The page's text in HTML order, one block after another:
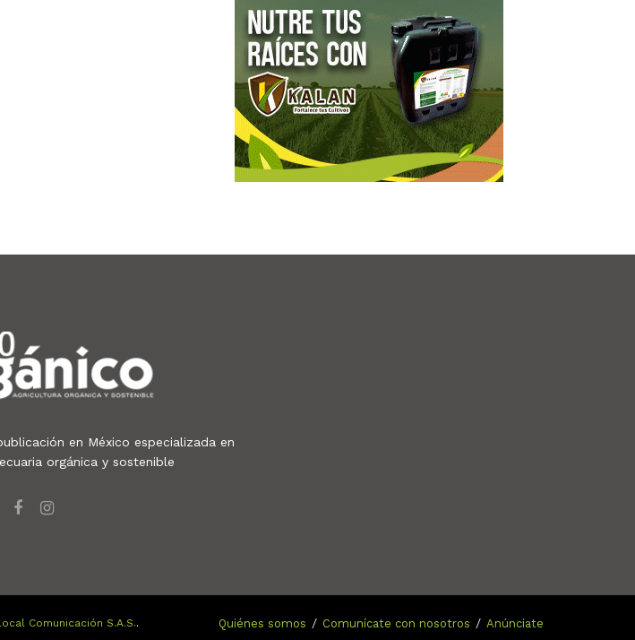
en México especializada en
orgánica y sostenible
Quiénes somos Comunícate con nosotros Anúnciate
Comunicación S.A.S..